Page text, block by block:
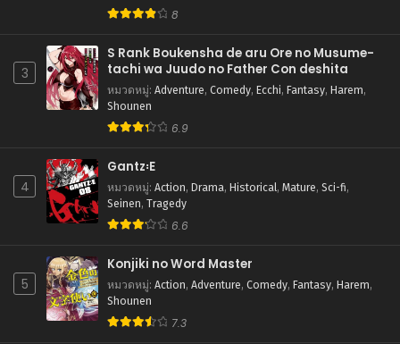
กรกฎาคม 31, 2025
ตอนที่ 115
กรกฎาคม 31, 2025
ตอนที่ 113
กรกฎาคม 31, 2025
กรกฎาคม 31, 2025
ตอนที่ 111
กรกฎาคม 31, 2025
8
3
S Rank Boukensha de aru Ore no Musume-
tachi wa Juudo no Father Con deshita
หมวดหมู่: Adventure, Comedy, Ecchi, Fantasy, Harem,
Shounen
6.9
4
Gantz꞉E
หมวดหมู่: Action, Drama, Historical, Mature, Sci-fi,
Seinen, Tragedy
6.6
5
Konjiki no Word Master
หมวดหมู่: Action, Adventure, Comedy, Fantasy, Harem,
Shounen
7.3